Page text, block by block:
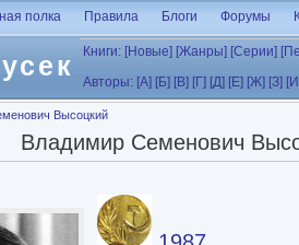
полка Правила Блоги Форумы
Книги: [Новые] [Жанры] [Серии]
Авторы: [А] [Б] [В] [Г] [Д] [Е] [Ж] [З]
Высоцкий
Владимир Семенович